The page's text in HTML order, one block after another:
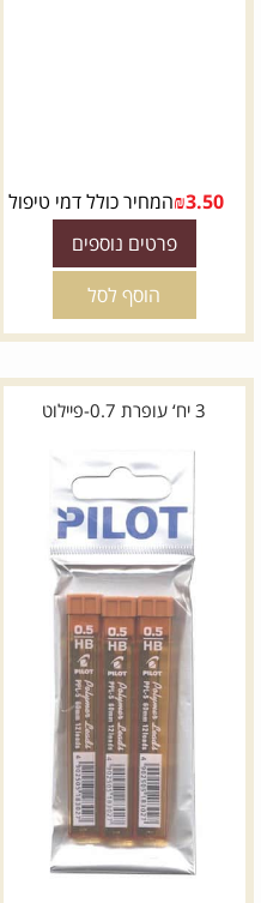
₪3.50 המחיר כולל דמי טיפול
פרטים נוספים
הוסף לסל
3 יח‘ עופרת 0.7-פיילוט